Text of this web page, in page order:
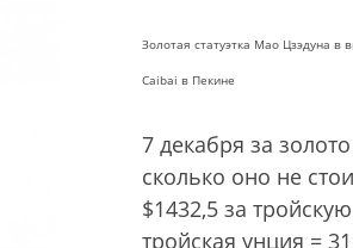
Золотая статуэтка Мао Цзэдуна в
Caibai в Пекине
7 декабря за
сколько оно не
$1432,5 за
тройская унция =